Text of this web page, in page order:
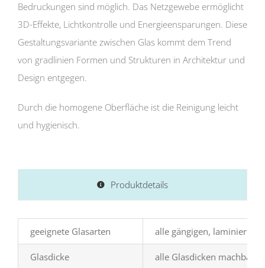
Bedruckungen sind möglich. Das Netzgewebe ermöglicht
3D-Effekte, Lichtkontrolle und Energieensparungen. Diese
Gestaltungsvariante zwischen Glas kommt dem Trend
von gradlinien Formen und Strukturen in Architektur und
Design entgegen.
Durch die homogene Oberfläche ist die Reinigung leicht
und hygienisch.
Produktdetails
geeignete Glasarten alle gängigen,
Glasdicke alle Glasdicken machbar